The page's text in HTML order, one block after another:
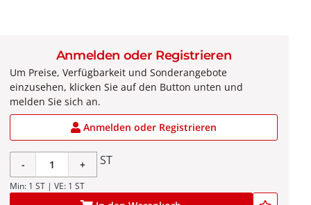
Anmelden oder Registrieren
Um Preise, Verfügbarkeit und Sonderangebote
einzusehen, klicken Sie auf den Button unten und
melden Sie sich an.
Anmelden oder Registrieren
- + ST
Min: 1 ST | VE: 1 ST